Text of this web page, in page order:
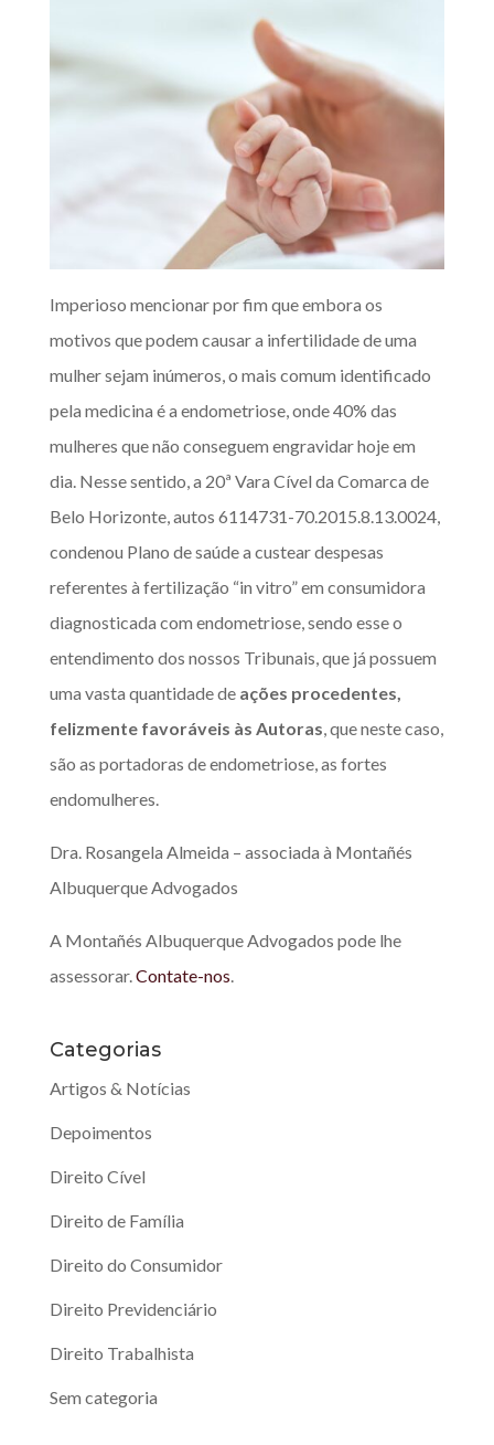
Imperioso mencionar por fim que embora os
motivos que podem causar a infertilidade de uma
mulher sejam inúmeros, o mais comum identificado
pela medicina é a endometriose, onde 40% das
mulheres que não conseguem engravidar hoje em
dia. Nesse sentido, a 20ª Vara Cível da Comarca de
Belo Horizonte, autos 6114731-70.2015.8.13.0024,
condenou Plano de saúde a custear despesas
referentes à fertilização “in vitro” em consumidora
diagnosticada com endometriose, sendo esse o
entendimento dos nossos Tribunais, que já possuem
uma vasta quantidade de ações procedentes,
felizmente favoráveis às Autoras, que neste caso,
são as portadoras de endometriose, as fortes
endomulheres.
Dra. Rosangela Almeida – associada à Montañés
Albuquerque Advogados
A Montañés Albuquerque Advogados pode lhe
assessorar.Contate-nos.
Categorias
Artigos & Notícias
Depoimentos
Direito Cível
Direito de Família
Direito do Consumidor
Direito Previdenciário
Direito Trabalhista
Sem categoria